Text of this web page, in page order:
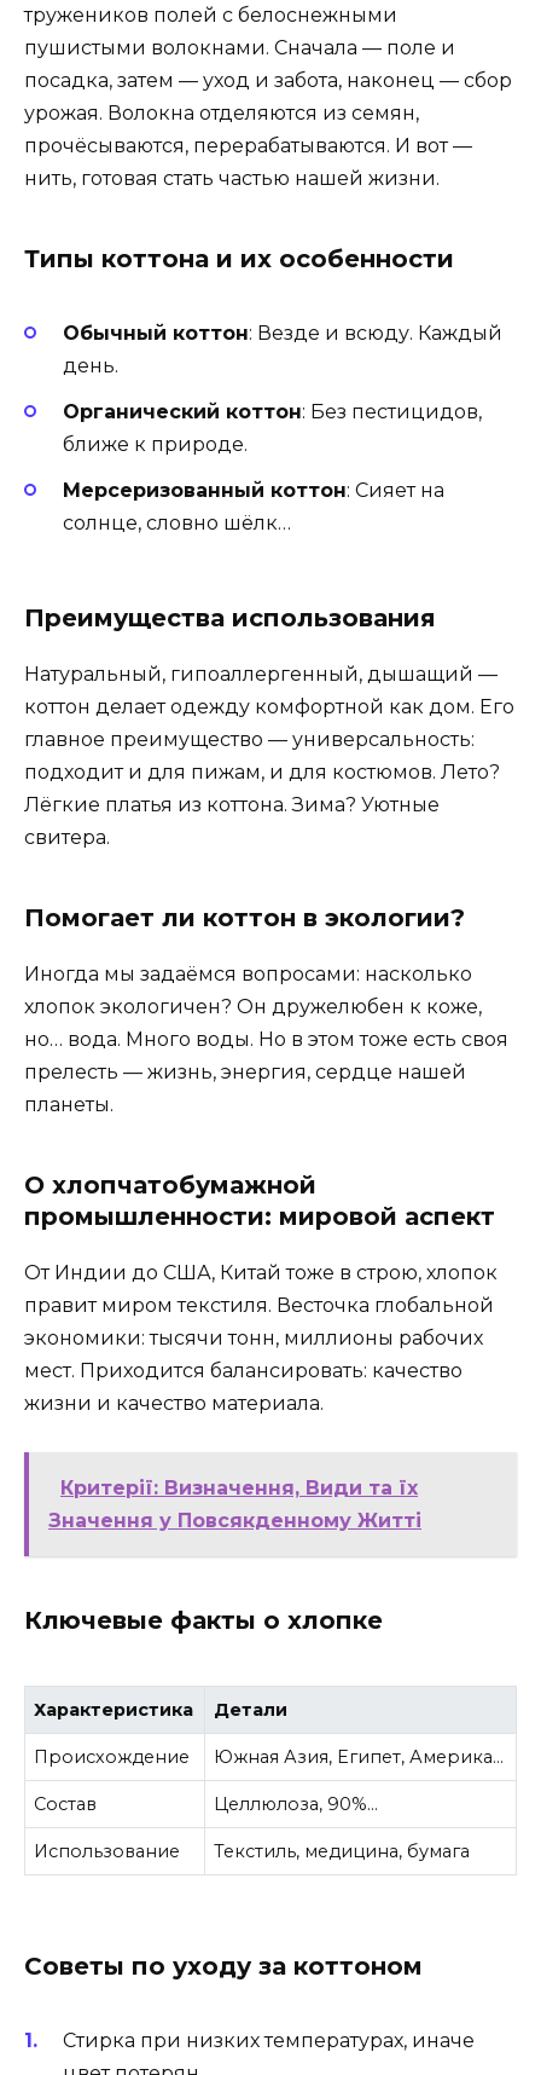
тружеников полей с белоснежными
пушистыми волокнами. Сначала — поле и
посадка, затем — уход и забота, наконец — сбор
урожая. Волокна отделяются из семян,
прочёсываются, перерабатываются. И вот —
нить, готовая стать частью нашей жизни.
Типы коттона и их особенности
Обычный коттон: Везде и всюду. Каждый
день.
Органический коттон: Без пестицидов,
ближе к природе.
Мерсеризованный коттон: Сияет на
солнце, словно шёлк…
Преимущества использования
Натуральный, гипоаллергенный, дышащий —
коттон делает одежду комфортной как дом. Его
главное преимущество — универсальность:
подходит и для пижам, и для костюмов. Лето?
Лёгкие платья из коттона. Зима? Уютные
свитера.
Помогает ли коттон в экологии?
Иногда мы задаёмся вопросами: насколько
хлопок экологичен? Он дружелюбен к коже,
но… вода. Много воды. Но в этом тоже есть своя
прелесть — жизнь, энергия, сердце нашей
планеты.
О хлопчатобумажной
промышленности: мировой аспект
От Индии до США, Китай тоже в строю, хлопок
правит миром текстиля. Весточка глобальной
экономики: тысячи тонн, миллионы рабочих
мест. Приходится балансировать: качество
жизни и качество материала.
Критерії: Визначення, Види та їх
Значення у Повсякденному Житті
Ключевые факты о хлопке
Характеристика Детали
Происхождение Южная Азия, Египет, Америка…
Состав Целлюлоза, 90%…
Использование Текстиль, медицина, бумага
Советы по уходу за коттоном
Стирка при низких температурах, иначе